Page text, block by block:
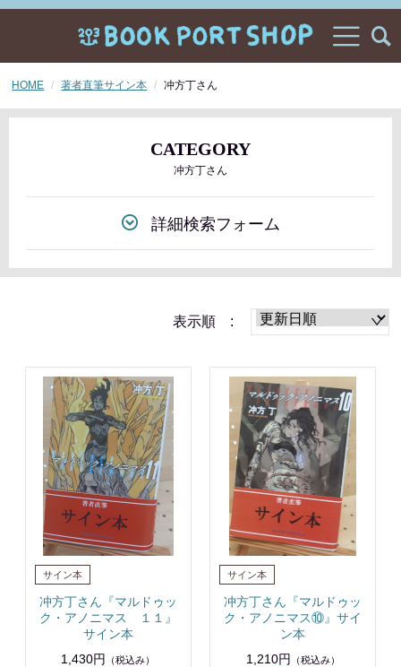
HOME 著者直筆サイン本 冲方丁さん
CATEGORY
冲方丁さん
詳細検索フォーム
表示順 :
冲方丁さん『マルドゥッ
ク・アノニマス １１』
サイン本
1,430円
（税込み）
冲方丁さん『マルドゥッ
ク・アノニマス⑩』サイ
ン本
1,210円
（税込み）